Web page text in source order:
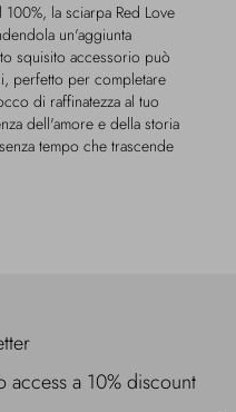
100%, la sciarpa Red Love
un'aggiunta
squisito accessorio può
perfetto per completare
di raffinatezza al tuo
dell'amore e della storia
tempo che trascende
access a 10% discount